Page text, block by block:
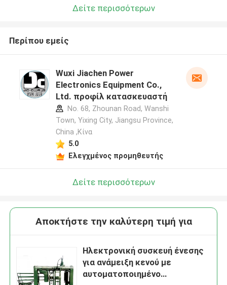
Δείτε περισσότερων
Περίπου εμείς
Wuxi Jiachen Power
Electronics Equipment Co.,
Ltd. προφίλ κατασκευαστή
No. 68, Zhounan Road, Wanshi
Town, Yixing City, Jiangsu Province,
China ,Κίνα
5.0
Ελεγχμένος προμηθευτής
Δείτε περισσότερων
Αποκτήστε την καλύτερη τιμή για
Ηλεκτρονική συσκευή ένεσης
για ανάμειξη κενού με
αυτοματοποιημένο